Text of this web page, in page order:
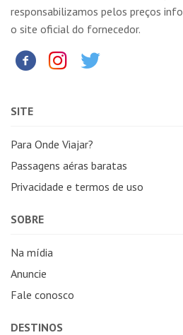
responsabilizamos pelos preços
o site oficial do fornecedor.
SITE
Para Onde Viajar?
Passagens aéras baratas
Privacidade e termos de uso
SOBRE
Na mídia
Anuncie
Fale conosco
DESTINOS